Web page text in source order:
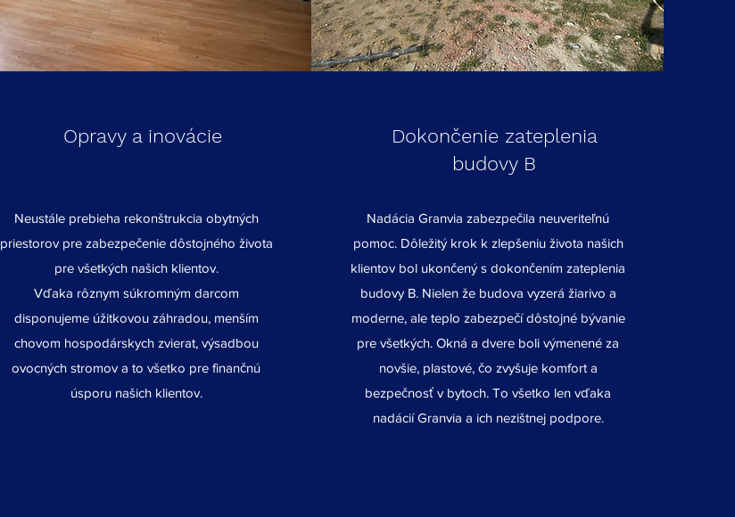
Opravy a inovácie
Neustále prebieha rekonštrukcia obytných
priestorov pre zabezpečenie dôstojného života
pre všetkých našich klientov.
Vďaka rôznym súkromným darcom
disponujeme úžitkovou záhradou, menším
chovom hospodárskych zvierat, výsadbou
ovocných stromov a to všetko pre finančnú
úsporu našich klientov.
Dokončenie zateplenia
budovy B
Nadácia Granvia zabezpečila neuveriteľnú
pomoc. Dôležitý krok k zlepšeniu života našich
klientov bol ukončený s dokončením zateplenia
budovy B. Nielen že budova vyzerá žiarivo a
moderne, ale teplo zabezpečí dôstojné bývanie
pre všetkých. Okná a dvere boli výmenené za
novšie, plastové, čo zvyšuje komfort a
bezpečnosť v bytoch. To všetko len vďaka
nadácií Granvia a ich nezištnej podpore.